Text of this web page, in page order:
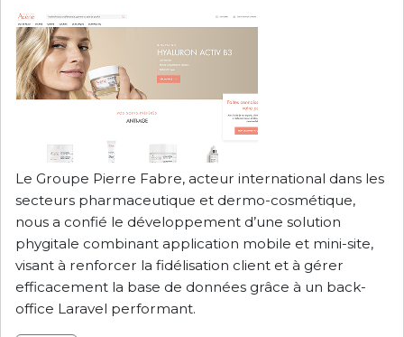
Le Groupe Pierre Fabre, acteur international dans les
secteurs pharmaceutique et dermo-cosmétique,
nous a confié le développement d’une solution
phygitale combinant application mobile et mini-site,
visant à renforcer la fidélisation client et à gérer
efficacement la base de données grâce à un back-
office Laravel performant.